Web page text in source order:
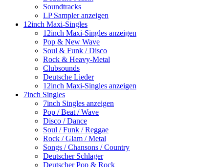
Soundtracks
LP Sampler anzeigen
12inch Maxi-Singles
12inch Maxi-Singles anzeigen
Pop & New Wave
Soul & Funk / Disco
Rock & Heavy-Metal
Clubsounds
Deutsche Lieder
12inch Maxi-Singles anzeigen
7inch Singles
7inch Singles anzeigen
Pop / Beat / Wave
Disco / Dance
Soul / Funk / Reggae
Rock / Glam / Metal
Songs / Chansons / Country
Deutscher Schlager
Deutscher Pop & Rock